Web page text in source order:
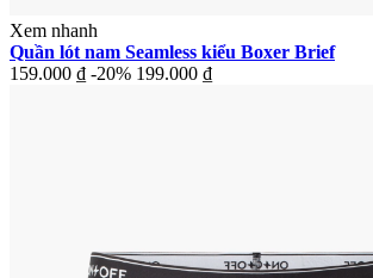
Xem nhanh
Quần lót nam Seamless kiểu Boxer Brief
159.000 ₫ -20% 199.000 ₫